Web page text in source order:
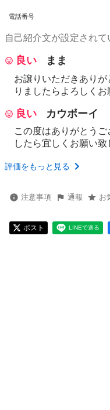
電話番号
自己紹介文が設定されて
良い まま
お譲りいただきありが
りましたらよろしくお
良い カウボーイ
この度はありがとう
したら宜しくお願い致
評価をもっと見る
注意事項 通報 お
ポスト LINEで送る